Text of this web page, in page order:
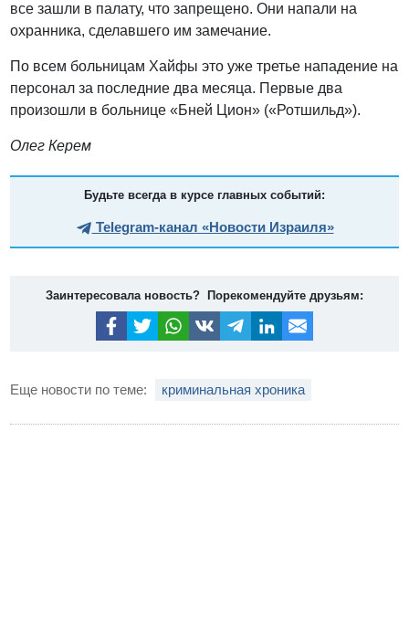
все зашли в палату, что запрещено. Они напали на
охранника, сделавшего им замечание.
По всем больницам Хайфы это уже третье нападение на
персонал за последние два месяца. Первые два
произошли в больнице «Бней Цион» («Ротшильд»).
Олег Керем
Будьте всегда в курсе главных событий:
Telegram-канал «Новости Израиля»
Заинтересовала новость? Порекомендуйте друзьям:
Еще новости по теме: криминальная хроника